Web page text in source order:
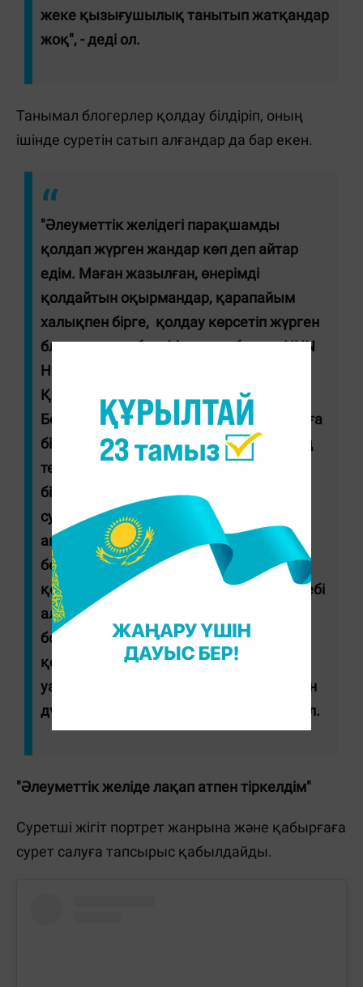
жеке қызығушылық танытып жатқандар
жоқ", - деді ол.
Танымал блогерлер қолдау білдіріп, оның
ішінде суретін сатып алғандар да бар екен.
"Әлеуметтік желідегі парақшамды
қолдап жүрген жандар көп деп айтар
едім. Маған жазылған, өнерімді
қолдайтын оқырмандар, қарапайым
халықпен бірге, қолдау көрсетіп жүрген
блогерлер де бар. Мәселен, блогер NNN
Нұрдаулет, танымал визажист, Димаш
Құдайбергеннің жеке визажисті Сәнди
Бексырғаны айтар едім. Сәнди Бексырға
бір туындымды екі жыл бұрын 150 мың
теңгеге сатып алып, маған қолдау
білдірген еді. Ең қымбатқа сатылған
суретім деп соны айтар едім. Суретте
акрил бояуымен салынған, жылқылар
бейнеленген еді. Оның жақсылығын,
қолдауын ешқашан ұмытпаймын. Себебі
алғаш сатылған туындыларымның бірі
болды. Жалпы сурет салудан бөлек
қолөнермен айналысамын. Алдағы
уақытта бұйырса көрсете алмай жүрген
дүниелерім жарыққа шығады", - деді ол.
"Әлеуметтік желіде лақап атпен тіркелдім"
Суретші жігіт портрет жанрына және қабырғаға
сурет салуға тапсырыс қабылдайды.